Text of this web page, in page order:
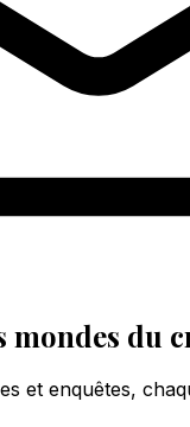
mondes du
et enquêtes,